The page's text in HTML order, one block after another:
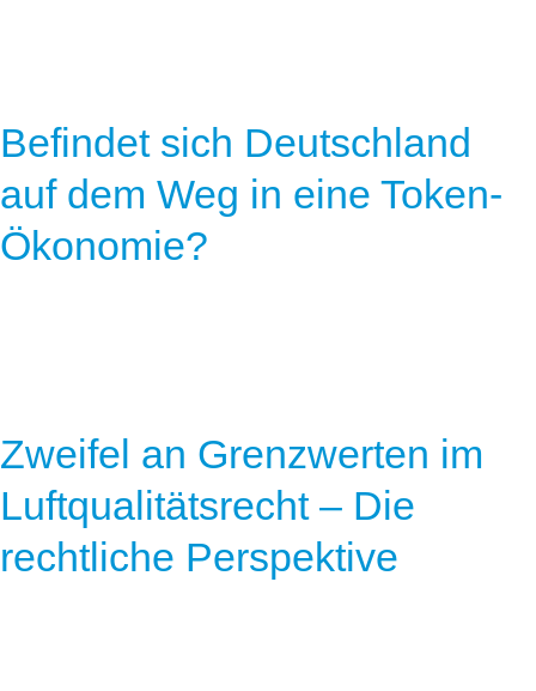
Befindet sich Deutschland
auf dem Weg in eine Token-
Ökonomie?
Zweifel an Grenzwerten im
Luftqualitätsrecht – Die
rechtliche Perspektive